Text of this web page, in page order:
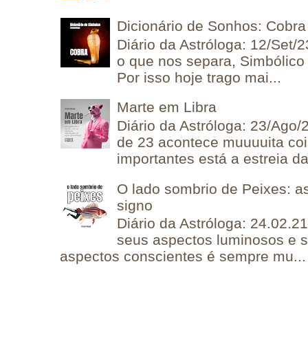
Dicionário de Sonhos: Cobra
Diário da Astróloga: 12/Set/
o que nos separa,
Por isso hoje trago mai...
Marte em Libra
Diário da Astróloga: 23/
de 23 acontece muuuuita
importantes está a estreia
O lado sombrio de Peixes:
signo
Diário da Astróloga:
seus aspectos luminosos e
aspectos conscientes é sempre mu...